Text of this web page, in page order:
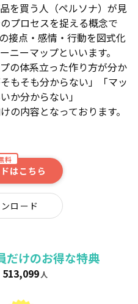
を買う人（ペルソナ）が見
プロセスを捉える概念で
接点・感情・行動を図式化
ニーマップといいます。
の体系立った作り方が分か
もそも分からない」「マッ
か分からない」
の内容となっております。
料
はこちら
ロード
けのお得な特典
513,099 人